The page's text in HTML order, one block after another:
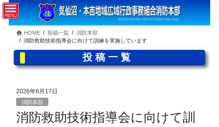
コ
ン
テ
ス
ナ
ビ
ゲ
ン
HOME 投稿一覧
消防本部
消防救助技術指導会に向けて訓練を実施しています
投稿一覧
2026年6月17日
消防本部
消防救助技術指導会に向けて訓